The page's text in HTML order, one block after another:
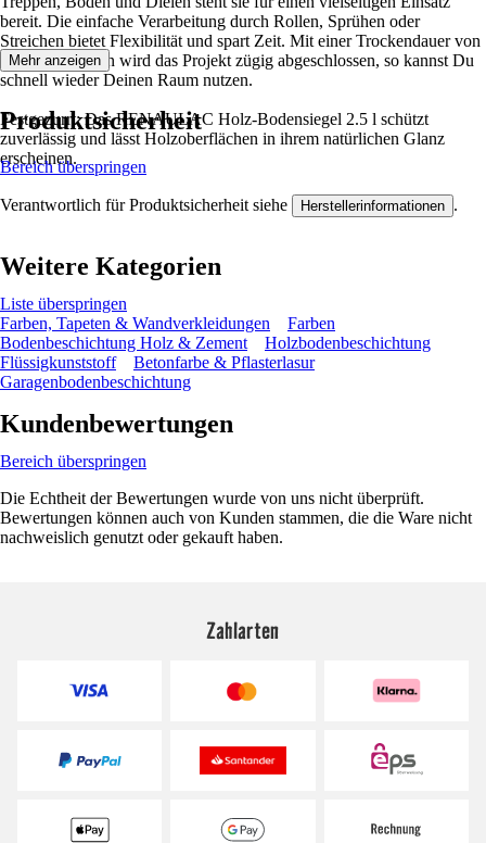
bereit. Die einfache Verarbeitung durch Rollen, Sprühen oder
Streichen bietet Flexibilität und spart Zeit. Mit einer Trockendauer von
etwa 12 Stunden wird das Projekt zügig abgeschlossen, so kannst Du
schnell wieder Deinen Raum nutzen.
Festgezurrt: Das RENAULAC Holz-Bodensiegel 2.5 l schützt
zuverlässig und lässt Holzoberflächen in ihrem natürlichen Glanz
erscheinen.
Mehr anzeigen
Produktsicherheit
Bereich überspringen
Verantwortlich für Produktsicherheit siehe Herstellerinformationen .
Weitere Kategorien
Liste überspringen
Farben, Tapeten & Wandverkleidungen
Farben
Bodenbeschichtung Holz & Zement
Holzbodenbeschichtung
Flüssigkunststoff
Betonfarbe & Pflasterlasur
Garagenbodenbeschichtung
Kundenbewertungen
Bereich überspringen
Die Echtheit der Bewertungen wurde von uns nicht überprüft.
Bewertungen können auch von Kunden stammen, die die Ware nicht
nachweislich genutzt oder gekauft haben.
Zahlarten